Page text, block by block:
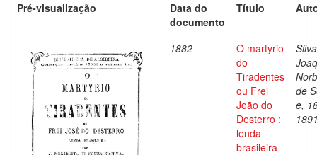
Pré-visualização
Data do
documento
Título
1882
O martyrio
do
Tiradentes
ou Frei
João do
Desterro :
lenda
brasileira
de
e,